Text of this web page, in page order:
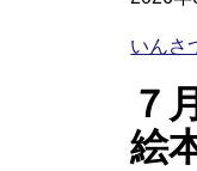
いんさ
７
絵